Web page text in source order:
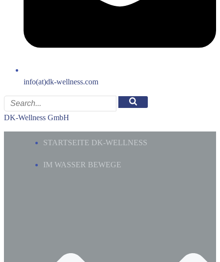
info(at)dk-wellness.com
DK-Wellness GmbH
STARTSEITE DK-WELLNESS
IM WASSER BEWEGE